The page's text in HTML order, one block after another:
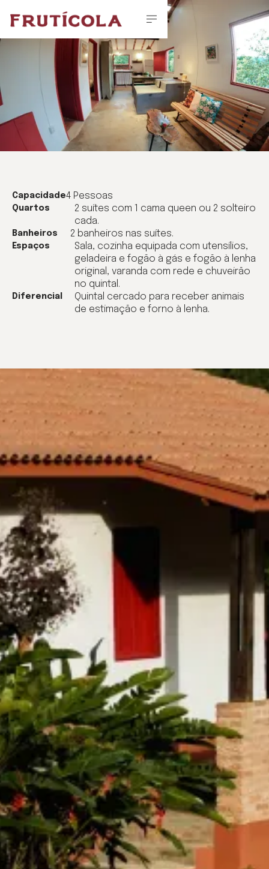
Capacidade4 Pessoas
Quartos
2 suítes com 1 cama queen ou 2 solteiro
cada.
Banheiros 2 banheiros nas suítes.
Espaços
Sala, cozinha equipada com utensílios,
geladeira e fogão à gás e fogão à lenha
original, varanda com rede e chuveirão
no quintal.
Diferencial
Quintal cercado para receber animais
de estimação e forno à lenha.